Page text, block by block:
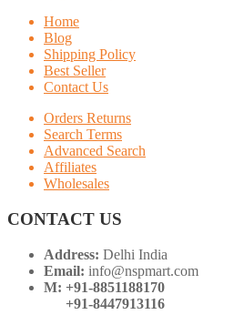
Home
Blog
Shipping Policy
Best Seller
Contact Us
Orders Returns
Search Terms
Advanced Search
Affiliates
Wholesales
CONTACT US
Address: Delhi India
Email: info@nspmart.com
M: +91-8851188170
+91-8447913116